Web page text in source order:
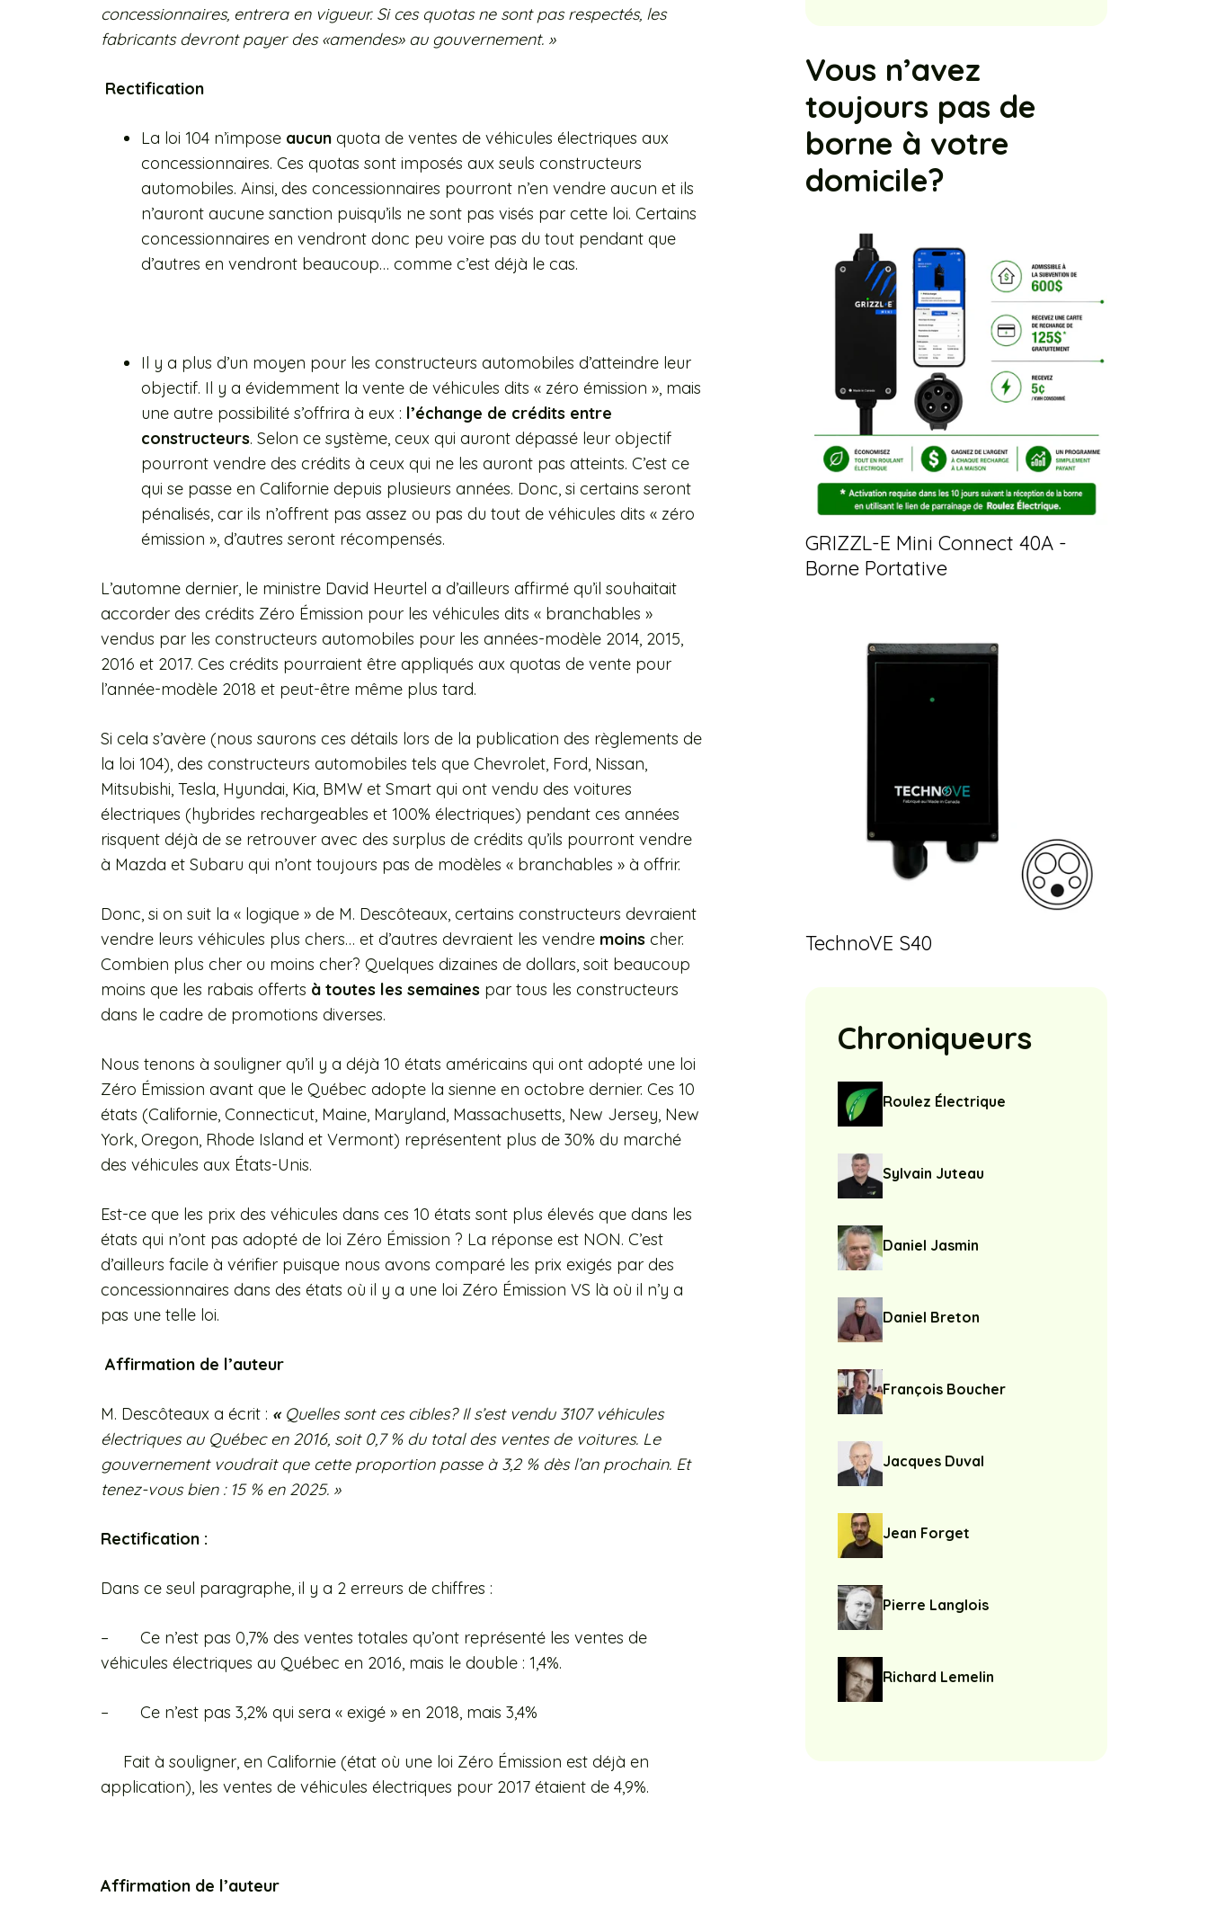
concessionnaires, entrera en vigueur. Si ces quotas ne sont pas respectés, les
fabricants devront payer des «amendes» au gouvernement. »
Rectification
La loi 104 n’impose aucun quota de ventes de véhicules électriques aux
concessionnaires. Ces quotas sont imposés aux seuls constructeurs
automobiles. Ainsi, des concessionnaires pourront n’en vendre aucun et ils
n’auront aucune sanction puisqu’ils ne sont pas visés par cette loi. Certains
concessionnaires en vendront donc peu voire pas du tout pendant que
d’autres en vendront beaucoup… comme c’est déjà le cas.
Il y a plus d’un moyen pour les constructeurs automobiles d’atteindre leur
objectif. Il y a évidemment la vente de véhicules dits « zéro émission », mais
une autre possibilité s’offrira à eux : l’échange de crédits entre
constructeurs. Selon ce système, ceux qui auront dépassé leur objectif
pourront vendre des crédits à ceux qui ne les auront pas atteints. C’est ce
qui se passe en Californie depuis plusieurs années. Donc, si certains seront
pénalisés, car ils n’offrent pas assez ou pas du tout de véhicules dits « zéro
émission », d’autres seront récompensés.
L’automne dernier, le ministre David Heurtel a d’ailleurs affirmé qu’il souhaitait
accorder des crédits Zéro Émission pour les véhicules dits « branchables »
vendus par les constructeurs automobiles pour les années-modèle 2014, 2015,
2016 et 2017. Ces crédits pourraient être appliqués aux quotas de vente pour
l’année-modèle 2018 et peut-être même plus tard.
Si cela s’avère (nous saurons ces détails lors de la publication des règlements de
la loi 104), des constructeurs automobiles tels que Chevrolet, Ford, Nissan,
Mitsubishi, Tesla, Hyundai, Kia, BMW et Smart qui ont vendu des voitures
électriques (hybrides rechargeables et 100% électriques) pendant ces années
risquent déjà de se retrouver avec des surplus de crédits qu’ils pourront vendre
à Mazda et Subaru qui n’ont toujours pas de modèles « branchables » à offrir.
Donc, si on suit la « logique » de M. Descôteaux, certains constructeurs devraient
vendre leurs véhicules plus chers… et d’autres devraient les vendre moins cher.
Combien plus cher ou moins cher? Quelques dizaines de dollars, soit beaucoup
moins que les rabais offerts à toutes les semaines par tous les constructeurs
dans le cadre de promotions diverses.
Nous tenons à souligner qu’il y a déjà 10 états américains qui ont adopté une loi
Zéro Émission avant que le Québec adopte la sienne en octobre dernier. Ces 10
états (Californie, Connecticut, Maine, Maryland, Massachusetts, New Jersey, New
York, Oregon, Rhode Island et Vermont) représentent plus de 30% du marché
des véhicules aux États-Unis.
Est-ce que les prix des véhicules dans ces 10 états sont plus élevés que dans les
états qui n’ont pas adopté de loi Zéro Émission ? La réponse est NON. C’est
d’ailleurs facile à vérifier puisque nous avons comparé les prix exigés par des
concessionnaires dans des états où il y a une loi Zéro Émission VS là où il n’y a
pas une telle loi.
Affirmation de l’auteur
M. Descôteaux a écrit : « Quelles sont ces cibles? Il s’est vendu 3107 véhicules
électriques au Québec en 2016, soit 0,7 % du total des ventes de voitures. Le
gouvernement voudrait que cette proportion passe à 3,2 % dès l’an prochain. Et
tenez-vous bien : 15 % en 2025. »
Rectification :
Dans ce seul paragraphe, il y a 2 erreurs de chiffres :
– Ce n’est pas 0,7% des ventes totales qu’ont représenté les ventes de
véhicules électriques au Québec en 2016, mais le double : 1,4%.
– Ce n’est pas 3,2% qui sera « exigé » en 2018, mais 3,4%
Fait à souligner, en Californie (état où une loi Zéro Émission est déjà en
application), les ventes de véhicules électriques pour 2017 étaient de 4,9%.
Affirmation de l’auteur
Vous n’avez
toujours pas de
borne à votre
domicile?
GRIZZL-E Mini Connect 40A -
Borne Portative
TechnoVE S40
Chroniqueurs
Roulez Électrique
Sylvain Juteau
Daniel Jasmin
Daniel Breton
François Boucher
Jacques Duval
Jean Forget
Pierre Langlois
Richard Lemelin